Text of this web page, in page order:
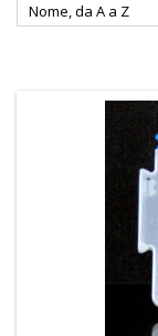
Nome, da A a Z